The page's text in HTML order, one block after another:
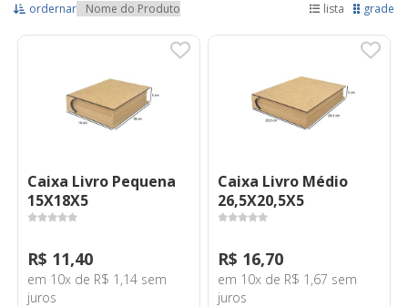
ordernar lista grade
Caixa Livro Pequena
15X18X5
R$ 11,40
em 10x de R$ 1,14 sem
juros
Caixa Livro Médio
26,5X20,5X5
R$ 16,70
em 10x de R$ 1,67 sem
juros